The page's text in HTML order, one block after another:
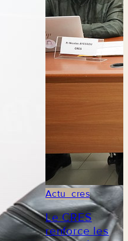
Actu_cres
Le CRES
renforce les